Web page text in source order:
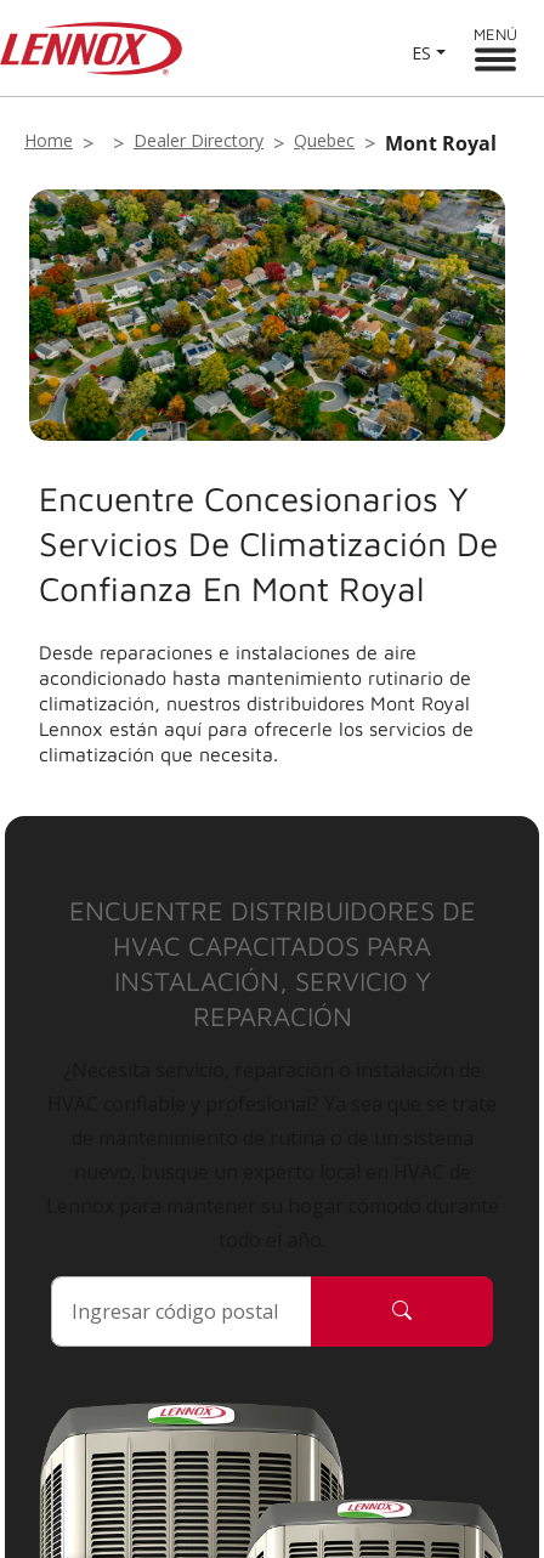
ES
MENÚ
Home Dealer Directory Quebec Mont Royal
Encuentre Concesionarios Y
Servicios De Climatización De
Confianza En Mont Royal
Desde reparaciones e instalaciones de aire
acondicionado hasta mantenimiento rutinario de
climatización, nuestros distribuidores Mont Royal
Lennox están aquí para ofrecerle los servicios de
climatización que necesita.
ENCUENTRE DISTRIBUIDORES DE
HVAC CAPACITADOS PARA
INSTALACIÓN, SERVICIO Y
REPARACIÓN